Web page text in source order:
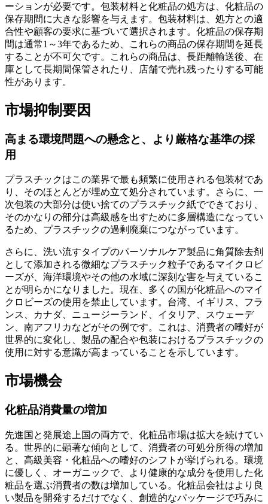
ーションが必要です。包装材料と化粧品の処方は、化粧品の
保存期間に大きな影響を与えます。包装材料は、処方との適
合性や顧客の要求に基づいて選択されます。化粧品の保存期
間は通常1～3年であるため、これらの商品の保存期間を延長
することが不可欠です。これらの商品は、長距離輸送後、在
庫として長期間保管されたり、店舗で売れ残ったりする可能
性があります。
市場抑制要因
高まる環境問題への懸念と、より厳格な基準の採
用
プラスチックはこの業界で最も頻繁に使用される包装材であ
り、そのほとんどが埋め立て処分されています。さらに、一
次包装の大部分は使い捨てのプラスチック紙でできており、
そのかなりの部分は高級感を出すために多層構造になってい
るため、プラスチックの過剰廃棄につながっています。
さらに、洗い流すタイプのパーソナルケア製品に角質除去剤
として添加される微細なプラスチック粒子であるマイクロビ
ーズが、海洋環境やその他の水域に深刻な害を与えているこ
とが明らかになりました。現在、多くの国が化粧品へのマイ
クロビーズの使用を禁止しています。台湾、イギリス、フラ
ンス、カナダ、ニュージーランド、イタリア、スウェーデ
ン、南アフリカなどがその例です。これは、消費者の嗜好が
世界的に変化し、製品の配合や包装におけるプラスチックの
使用に対する意識が高まっていることを示しています。
市場機会
化粧品消費量の増加
先進国と発展途上国の両方で、化粧品市場は拡大を続けてい
る。世界的に顕著な傾向として、消費者の可処分所得の増加
と、高級美容・化粧品への嗜好のシフトが挙げられる。環境
に優しく、オーガニックで、より健康的な成分を使用した化
粧品を選ぶ消費者の数は増加している。化粧品会社はより良
い製品を開発するだけでなく、創造的なパッケージで巧みに